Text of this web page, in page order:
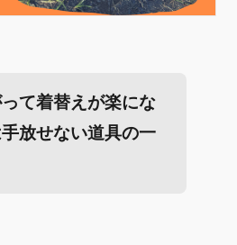
て着替えが楽にな
放せない道具の一